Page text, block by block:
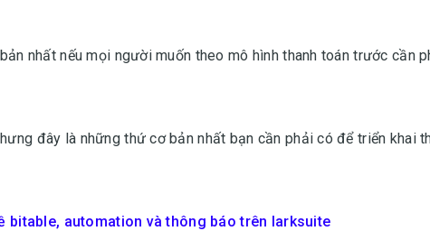
nhất nếu mọi người muốn theo mô hình thanh toán trước cần
đây là những thứ cơ bản nhất bạn cần phải có để triển khai
bitable, automation và thông báo trên larksuite